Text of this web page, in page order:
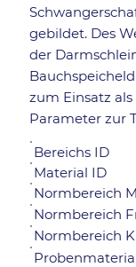
gebildet. Des
der
zum Einsatz
Parameter zur
Bereichs ID
Material ID
Normbereich
Normbereich
Normbereich